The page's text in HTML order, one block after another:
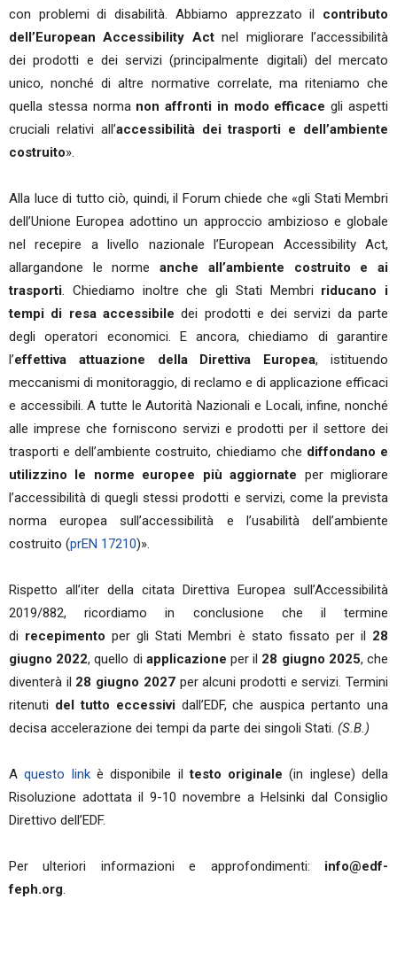
con problemi di disabilità. Abbiamo apprezzato il contributo
dell’European Accessibility Actnel migliorare l’accessibilità
dei prodotti e dei servizi (principalmente digitali) del mercato
unico, nonché di altre normative correlate, ma riteniamo che
quella stessa norma non affronti in modo efficace gli aspetti
cruciali relativi all’accessibilità dei trasporti e dell’ambiente
costruito».
Alla luce di tutto ciò, quindi, il Forum chiede che «gli Stati Membri
dell’Unione Europea adottino un approccio ambizioso e globale
nel recepire a livello nazionale l’European Accessibility Act,
allargandone le normeanche all’ambiente costruito e ai
trasporti. Chiediamo inoltre che gli Stati Membri riducano i
tempi di resa accessibile dei prodotti e dei servizi da parte
degli operatori economici. E ancora, chiediamo di garantire
l’effettiva attuazione della Direttiva Europea, istituendo
meccanismi di monitoraggio, di reclamo e di applicazione efficaci
e accessibili. A tutte le Autorità Nazionali e Locali, infine, nonché
alle imprese che forniscono servizi e prodotti per il settore dei
trasporti e dell’ambiente costruito, chiediamo che diffondano e
utilizzino le norme europee più aggiornate per migliorare
l’accessibilità di quegli stessi prodotti e servizi, come la prevista
norma europea sull’accessibilità e l’usabilità dell’ambiente
costruito (prEN 17210)».
Rispetto all’iter della citata Direttiva Europea sull’Accessibilità
2019/882, ricordiamo in conclusione che il termine
di recepimento per gli Stati Membri è stato fissato per il 28
giugno 2022, quello di applicazione per il 28 giugno 2025, che
diventerà il 28 giugno 2027per alcuni prodotti e servizi. Termini
ritenuti del tutto eccessividall’EDF, che auspica pertanto una
decisa accelerazione dei tempi da parte dei singoli Stati. (S.B.)
Aquesto linkè disponibile iltesto originale (in inglese) della
Risoluzione adottata il 9-10 novembre a Helsinki dal Consiglio
Direttivo dell’EDF.
Per ulteriori informazioni e approfondimenti: info@edf-
feph.org.